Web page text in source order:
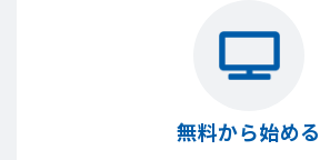
無料から始める